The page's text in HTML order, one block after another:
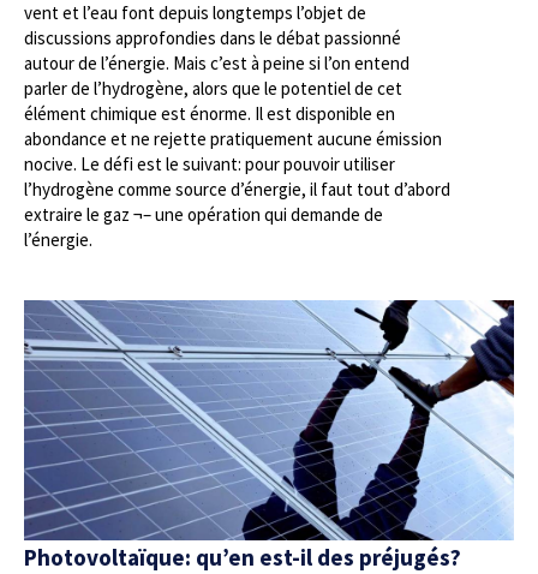
vent et l’eau font depuis longtemps l’objet de
discussions approfondies dans le débat passionné
autour de l’énergie. Mais c’est à peine si l’on entend
parler de l’hydrogène, alors que le potentiel de cet
élément chimique est énorme. Il est disponible en
abondance et ne rejette pratiquement aucune émission
nocive. Le défi est le suivant: pour pouvoir utiliser
l’hydrogène comme source d’énergie, il faut tout d’abord
extraire le gaz ¬– une opération qui demande de
l’énergie.
Photovoltaïque: qu’en est-il des préjugés?